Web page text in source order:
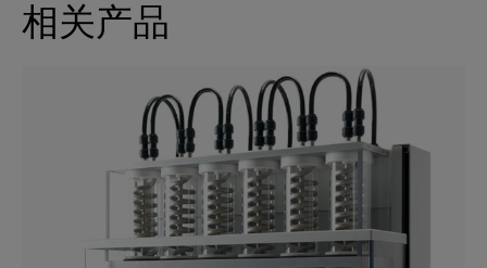
相关产品